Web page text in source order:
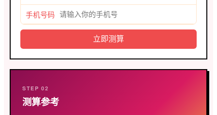
手机号码
STEP 02
测算参考